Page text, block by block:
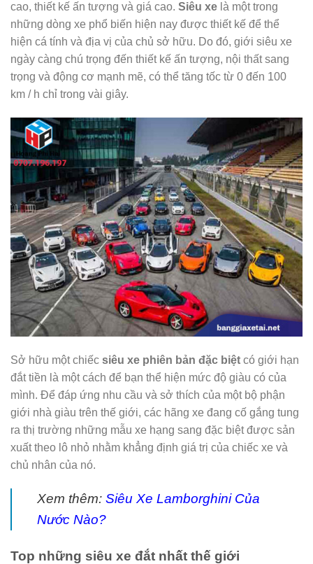
cao, thiết kế ấn tượng và giá cao. Siêu xe là một trong
những dòng xe phổ biến hiện nay được thiết kế để thể
hiện cá tính và địa vị của chủ sở hữu. Do đó, giới siêu xe
ngày càng chú trọng đến thiết kế ấn tượng, nội thất sang
trọng và động cơ mạnh mẽ, có thể tăng tốc từ 0 đến 100
km / h chỉ trong vài giây.
Sở hữu một chiếc siêu xe phiên bản đặc biệt có giới hạn
đắt tiền là một cách để bạn thể hiện mức độ giàu có của
mình. Để đáp ứng nhu cầu và sở thích của một bộ phận
giới nhà giàu trên thế giới, các hãng xe đang cố gắng tung
ra thị trường những mẫu xe hạng sang đặc biệt được sản
xuất theo lô nhỏ nhằm khẳng định giá trị của chiếc xe và
chủ nhân của nó.
Xem thêm: Siêu Xe Lamborghini Của
Nước Nào?
Top những siêu xe đắt nhất thế giới